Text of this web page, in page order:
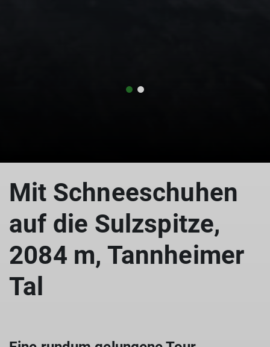
Mit Schneeschuhen
auf die Sulzspitze,
2084 m, Tannheimer
Tal